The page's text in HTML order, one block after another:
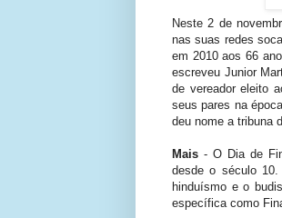
Neste 2 de
nas suas redes
em 2010 aos 66
escreveu Junior
de vereador eleito
seus pares na
deu nome a tribuna
Mais - O Dia de
desde o século
hinduísmo e o
específica como